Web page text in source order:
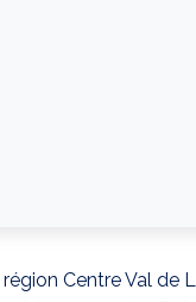
Centre Val de